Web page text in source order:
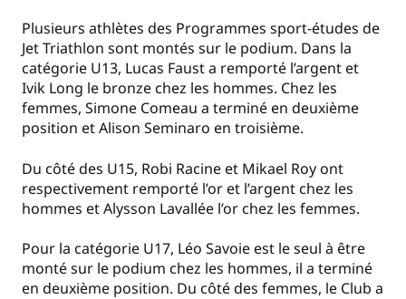
Plusieurs athlètes des Programmes sport-études de
Jet Triathlon sont montés sur le podium. Dans la
catégorie U13, Lucas Faust a remporté l’argent et
Ivik Long le bronze chez les hommes. Chez les
femmes, Simone Comeau a terminé en deuxième
position et Alison Seminaro en troisième.
Du côté des U15, Robi Racine et Mikael Roy ont
respectivement remporté l’or et l’argent chez les
hommes et Alysson Lavallée l’or chez les femmes.
Pour la catégorie U17, Léo Savoie est le seul à être
monté sur le podium chez les hommes, il a terminé
en deuxième position. Du côté des femmes, le Club a